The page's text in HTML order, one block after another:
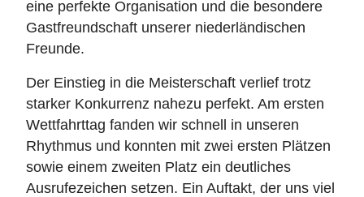
eine perfekte Organisation und die besondere
Gastfreundschaft unserer niederländischen
Freunde.
Der Einstieg in die Meisterschaft verlief trotz
starker Konkurrenz nahezu perfekt. Am ersten
Wettfahrttag fanden wir schnell in unseren
Rhythmus und konnten mit zwei ersten Plätzen
sowie einem zweiten Platz ein deutliches
Ausrufezeichen setzen. Ein Auftakt, der uns viel